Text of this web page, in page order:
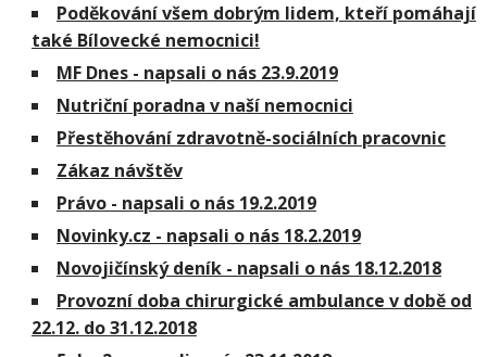
Poděkování všem dobrým lidem, kteří pomáhají
také Bílovecké nemocnici!
MF Dnes - napsali o nás 23.9.2019
Nutriční poradna v naší nemocnici
Přestěhování zdravotně-sociálních pracovnic
Zákaz návštěv
Právo - napsali o nás 19.2.2019
Novinky.cz - napsali o nás 18.2.2019
Novojičínský deník - napsali o nás 18.12.2018
Provozní doba chirurgické ambulance v době od
22.12. do 31.12.2018